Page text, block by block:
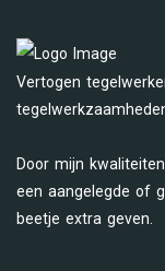
Vertogen
Door mijn
een aangelegde of
beetje extra geven.